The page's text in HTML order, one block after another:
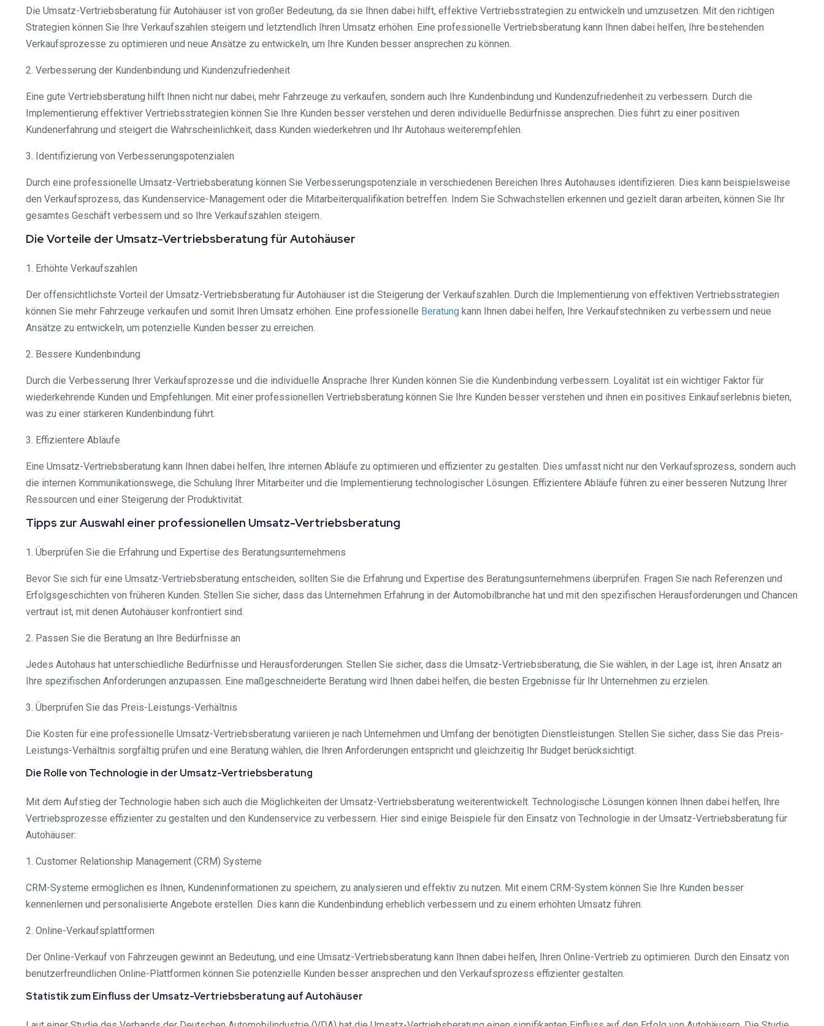
Die Umsatz-Vertriebsberatung für Autohäuser ist von großer Bedeutung, da sie Ihnen dabei hilft, effektive Vertriebsstrategien zu entwickeln und umzusetzen. Mit den richtigen
Strategien können Sie Ihre Verkaufszahlen steigern und letztendlich Ihren Umsatz erhöhen. Eine professionelle Vertriebsberatung kann Ihnen dabei helfen, Ihre bestehenden
Verkaufsprozesse zu optimieren und neue Ansätze zu entwickeln, um Ihre Kunden besser ansprechen zu können.
2. Verbesserung der Kundenbindung und Kundenzufriedenheit
Eine gute Vertriebsberatung hilft Ihnen nicht nur dabei, mehr Fahrzeuge zu verkaufen, sondern auch Ihre Kundenbindung und Kundenzufriedenheit zu verbessern. Durch die
Implementierung effektiver Vertriebsstrategien können Sie Ihre Kunden besser verstehen und deren individuelle Bedürfnisse ansprechen. Dies führt zu einer positiven
Kundenerfahrung und steigert die Wahrscheinlichkeit, dass Kunden wiederkehren und Ihr Autohaus weiterempfehlen.
3. Identifizierung von Verbesserungspotenzialen
Durch eine professionelle Umsatz-Vertriebsberatung können Sie Verbesserungspotenziale in verschiedenen Bereichen Ihres Autohauses identifizieren. Dies kann beispielsweise
den Verkaufsprozess, das Kundenservice-Management oder die Mitarbeiterqualifikation betreffen. Indem Sie Schwachstellen erkennen und gezielt daran arbeiten, können Sie Ihr
gesamtes Geschäft verbessern und so Ihre Verkaufszahlen steigern.
Die Vorteile der Umsatz-Vertriebsberatung für Autohäuser
1. Erhöhte Verkaufszahlen
Der offensichtlichste Vorteil der Umsatz-Vertriebsberatung für Autohäuser ist die Steigerung der Verkaufszahlen. Durch die Implementierung von effektiven Vertriebsstrategien
können Sie mehr Fahrzeuge verkaufen und somit Ihren Umsatz erhöhen. Eine professionelle Beratung kann Ihnen dabei helfen, Ihre Verkaufstechniken zu verbessern und neue
Ansätze zu entwickeln, um potenzielle Kunden besser zu erreichen.
2. Bessere Kundenbindung
Durch die Verbesserung Ihrer Verkaufsprozesse und die individuelle Ansprache Ihrer Kunden können Sie die Kundenbindung verbessern. Loyalität ist ein wichtiger Faktor für
wiederkehrende Kunden und Empfehlungen. Mit einer professionellen Vertriebsberatung können Sie Ihre Kunden besser verstehen und ihnen ein positives Einkaufserlebnis bieten,
was zu einer stärkeren Kundenbindung führt.
3. Effizientere Abläufe
Eine Umsatz-Vertriebsberatung kann Ihnen dabei helfen, Ihre internen Abläufe zu optimieren und effizienter zu gestalten. Dies umfasst nicht nur den Verkaufsprozess, sondern auch
die internen Kommunikationswege, die Schulung Ihrer Mitarbeiter und die Implementierung technologischer Lösungen. Effizientere Abläufe führen zu einer besseren Nutzung Ihrer
Ressourcen und einer Steigerung der Produktivität.
Tipps zur Auswahl einer professionellen Umsatz-Vertriebsberatung
1. Überprüfen Sie die Erfahrung und Expertise des Beratungsunternehmens
Bevor Sie sich für eine Umsatz-Vertriebsberatung entscheiden, sollten Sie die Erfahrung und Expertise des Beratungsunternehmens überprüfen. Fragen Sie nach Referenzen und
Erfolgsgeschichten von früheren Kunden. Stellen Sie sicher, dass das Unternehmen Erfahrung in der Automobilbranche hat und mit den spezifischen Herausforderungen und Chancen
vertraut ist, mit denen Autohäuser konfrontiert sind.
2. Passen Sie die Beratung an Ihre Bedürfnisse an
Jedes Autohaus hat unterschiedliche Bedürfnisse und Herausforderungen. Stellen Sie sicher, dass die Umsatz-Vertriebsberatung, die Sie wählen, in der Lage ist, ihren Ansatz an
Ihre spezifischen Anforderungen anzupassen. Eine maßgeschneiderte Beratung wird Ihnen dabei helfen, die besten Ergebnisse für Ihr Unternehmen zu erzielen.
3. Überprüfen Sie das Preis-Leistungs-Verhältnis
Die Kosten für eine professionelle Umsatz-Vertriebsberatung variieren je nach Unternehmen und Umfang der benötigten Dienstleistungen. Stellen Sie sicher, dass Sie das Preis-
Leistungs-Verhältnis sorgfältig prüfen und eine Beratung wählen, die Ihren Anforderungen entspricht und gleichzeitig Ihr Budget berücksichtigt.
Die Rolle von Technologie in der Umsatz-Vertriebsberatung
Mit dem Aufstieg der Technologie haben sich auch die Möglichkeiten der Umsatz-Vertriebsberatung weiterentwickelt. Technologische Lösungen können Ihnen dabei helfen, Ihre
Vertriebsprozesse effizienter zu gestalten und den Kundenservice zu verbessern. Hier sind einige Beispiele für den Einsatz von Technologie in der Umsatz-Vertriebsberatung für
Autohäuser:
1. Customer Relationship Management (CRM) Systeme
CRM-Systeme ermöglichen es Ihnen, Kundeninformationen zu speichern, zu analysieren und effektiv zu nutzen. Mit einem CRM-System können Sie Ihre Kunden besser
kennenlernen und personalisierte Angebote erstellen. Dies kann die Kundenbindung erheblich verbessern und zu einem erhöhten Umsatz führen.
2. Online-Verkaufsplattformen
Der Online-Verkauf von Fahrzeugen gewinnt an Bedeutung, und eine Umsatz-Vertriebsberatung kann Ihnen dabei helfen, Ihren Online-Vertrieb zu optimieren. Durch den Einsatz von
benutzerfreundlichen Online-Plattformen können Sie potenzielle Kunden besser ansprechen und den Verkaufsprozess effizienter gestalten.
Statistik zum Einfluss der Umsatz-Vertriebsberatung auf Autohäuser